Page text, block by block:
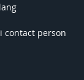
contact person